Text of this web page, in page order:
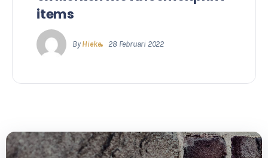
items
By Hieke 28 Februari 2022